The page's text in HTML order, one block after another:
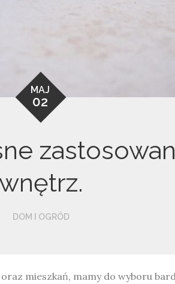
MAJ
02
DOM I OGRÓD
mieszkań, mamy do wyboru